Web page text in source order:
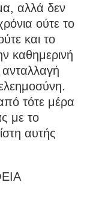
αλλά δεν
ούτε το
και το
καθημερινή
ανταλλαγή
τότε μέρα
με το
αυτής